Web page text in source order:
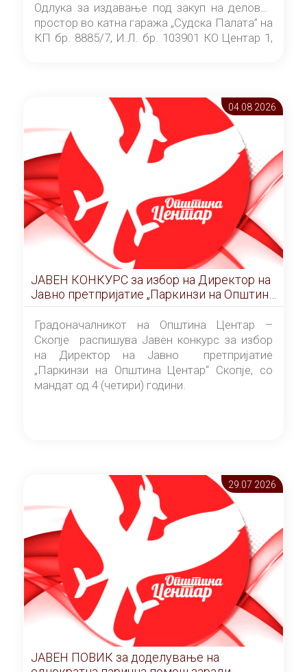
Одлука за издавање под закуп на деловен
простор во катна гаража „Судска Палата” на
КП бр. 8885/7, И.Л. бр. 103901 КО Центар 1,
Скопје” број 9/2026), за времетраење од 3
(три) години од денот на потпишувањето на
Договорот за закуп со најповолниот
понудувач.
04.08 2026
ЈАВЕН КОНКУРС за избор на Директор на
Јавно претпријатие „Паркинзи на Општина
Центар“ – Скопје
Градоначалникот на Општина Центар –
Скопје распишува Јавен конкурс за избор
на Директор на Јавно претпријатие
„Паркинзи на Општина Центар“ Скопје, со
мандат од 4 (четири) години.
29.07 2026
ЈАВЕН ПОВИК за доделување на